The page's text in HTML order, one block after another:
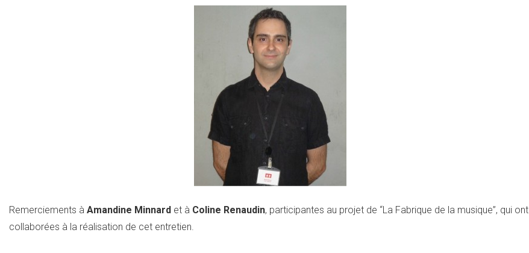
Remerciements à Amandine Minnard et à Coline Renaudin, participantes au projet de “La Fabrique de la musique”, qui ont
collaborées à la réalisation de cet entretien.